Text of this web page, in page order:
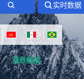
实时数据
涨跌幅度